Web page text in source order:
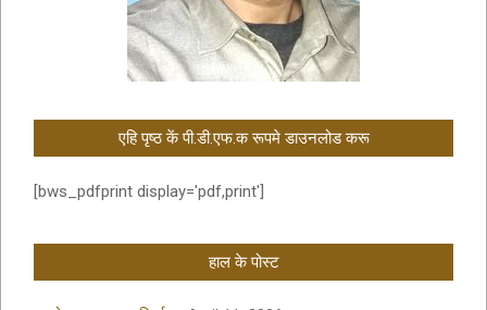
एहि पृष्ठ कें पी.डी.एफ.क रूपमे डाउनलोड करू
[bws_pdfprint display='pdf,print']
हाल के पोस्ट